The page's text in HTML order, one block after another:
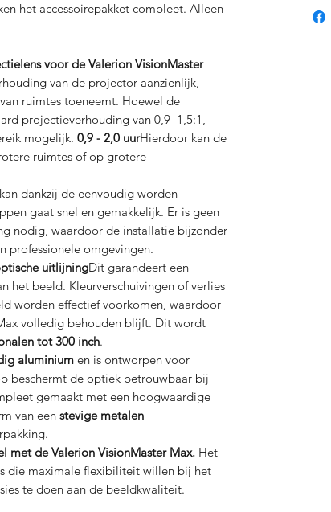
het accessoirepakket compleet. Alleen
voor de Valerion VisionMaster
van de projector aanzienlijk,
ruimtes toeneemt. Hoewel de
projectieverhouding van 0,9–1,5:1,
mogelijk. 0,9 - 2,0 uurHierdoor kan de
ruimtes of op grotere
dankzij de eenvoudig worden
gaat snel en gemakkelijk. Er is geen
nodig, waardoor de installatie bijzonder
professionele omgevingen.
uitlijningDit garandeert een
het beeld. Kleurverschuivingen of verlies
worden effectief voorkomen, waardoor
volledig behouden blijft. Dit wordt
tot 300 inch.
aluminium en is ontworpen voor
beschermt de optiek betrouwbaar bij
gemaakt met een hoogwaardige
van een stevige metalen
met de Valerion VisionMaster Max. Het
die maximale flexibiliteit willen bij het
te doen aan de beeldkwaliteit.